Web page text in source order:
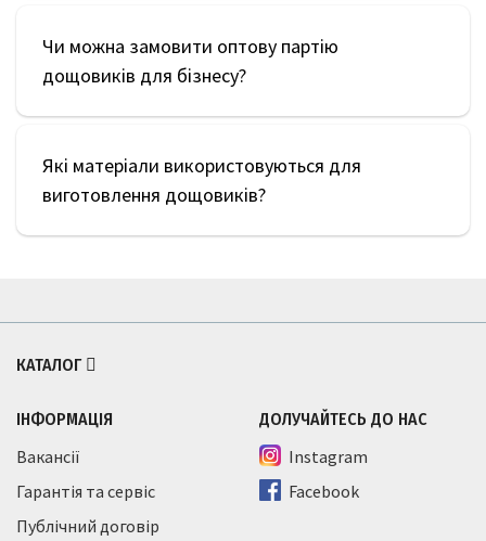
Чи можна замовити оптову партію
дощовиків для бізнесу?
Які матеріали використовуються для
виготовлення дощовиків?
КАТАЛОГ
ІНФОРМАЦІЯ
Вакансії
Гарантія та сервіс
Публічний договір
ДОЛУЧАЙТЕСЬ ДО НАС
Instagram
Facebook